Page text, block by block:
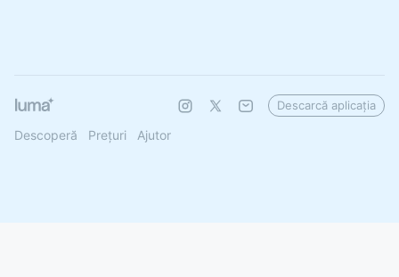
Descoperă Prețuri Ajutor
Descarcă aplicația